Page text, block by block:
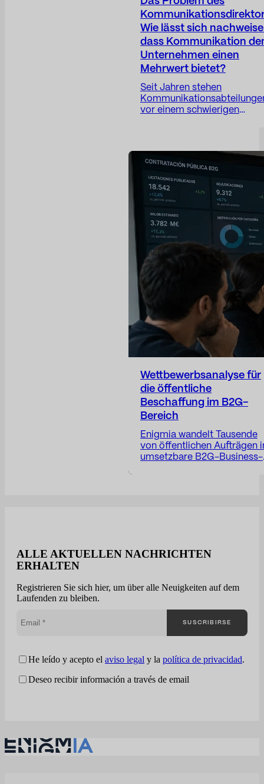
Wie lässt sich
dass Kommunikation
Unternehmen einen
Mehrwert bietet?
Seit Jahren stehen
vor einem schwierigen
in vielen Fällen zu operativ
ausgerichtet. Der
Kommunikationsdirektor
spielt eine entscheidende
Rolle beim Aufbau von
Unternehmensrufs, der
Antizipation von Risiken,
Transparenz von
und der Positionierung des
Unternehmens.
Wettbewerbsanalyse für
die öffentliche
Beschaffung im B2G-
Bereich
Enigmia wandelt Tausende
von öffentlichen Aufträgen
umsetzbare B2G-Business-
meisten Unternehmen
fragmentierten Perspektive:
öffentliche
eine umfassende Analyse…
ALLE AKTUELLEN NACHRICHTEN
ERHALTEN
Registrieren Sie sich hier, um über alle Neuigkeiten auf dem
Laufenden zu bleiben.
He leído y acepto el aviso legal y la política de privacidad.
Deseo recibir información a través de email
SUSCRIBIRSE